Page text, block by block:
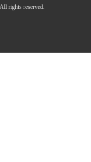
rights reserved.